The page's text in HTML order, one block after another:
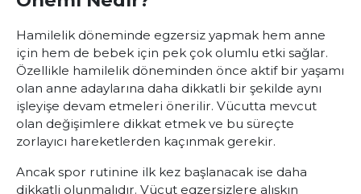
Hamilelik döneminde egzersiz yapmak hem anne
için hem de bebek için pek çok olumlu etki sağlar.
Özellikle hamilelik döneminden önce aktif bir yaşamı
olan anne adaylarına daha dikkatli bir şekilde aynı
işleyişe devam etmeleri önerilir. Vücutta mevcut
olan değişimlere dikkat etmek ve bu süreçte
zorlayıcı hareketlerden kaçınmak gerekir.
Ancak spor rutinine ilk kez başlanacak ise daha
dikkatli olunmalıdır. Vücut egzersizlere alışkın